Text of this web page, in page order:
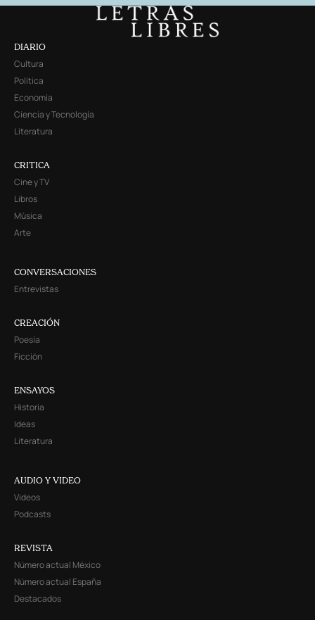
DIARIO
Cultura
Política
Economía
Ciencia y Tecnología
Literatura
CRITICA
Cine y TV
Libros
Música
Arte
CONVERSACIONES
Entrevistas
CREACIÓN
Poesía
Ficción
ENSAYOS
Historia
Ideas
Literatura
AUDIO Y VIDEO
Videos
Podcasts
REVISTA
Número actual México
Número actual España
Destacados